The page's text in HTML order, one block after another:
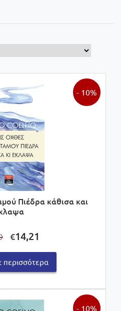
Πιέδρα κάθισα και
- 10%
Original
€15,79.
€14,21
είναι:
περισσότερα
- 10%